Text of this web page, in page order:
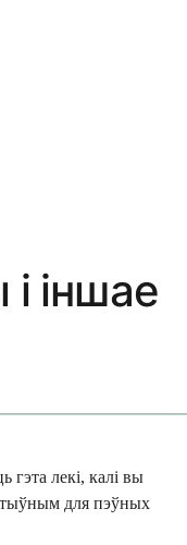
іншае
гэта лекі, калі вы
для пэўных